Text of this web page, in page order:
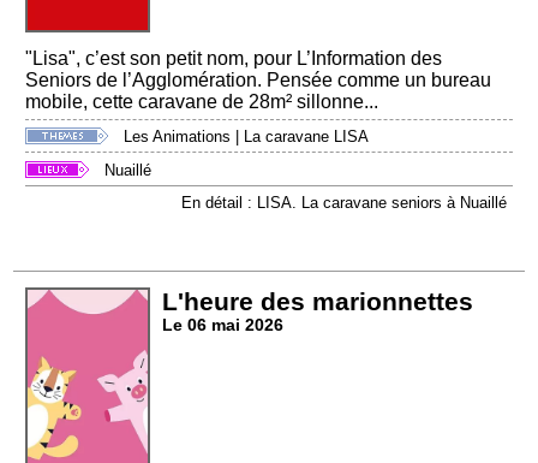
"Lisa", c’est son petit nom, pour L’Information des
Seniors de l’Agglomération. Pensée comme un bureau
mobile, cette caravane de 28m² sillonne...
Les Animations
La caravane LISA
Nuaillé
En détail : LISA. La caravane seniors à Nuaillé
L'heure des marionnettes
Le 06 mai 2026